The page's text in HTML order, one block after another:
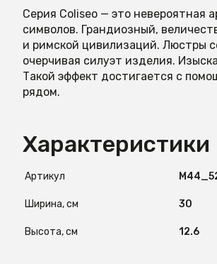
Серия Coliseo — это невероятная
символов. Грандиозный,
и римской цивилизаций. Люстры
очерчивая силуэт изделия.
Такой эффект достигается с
рядом.
Характеристики
Артикул
Ширина, см 30
Высота, см 12.6